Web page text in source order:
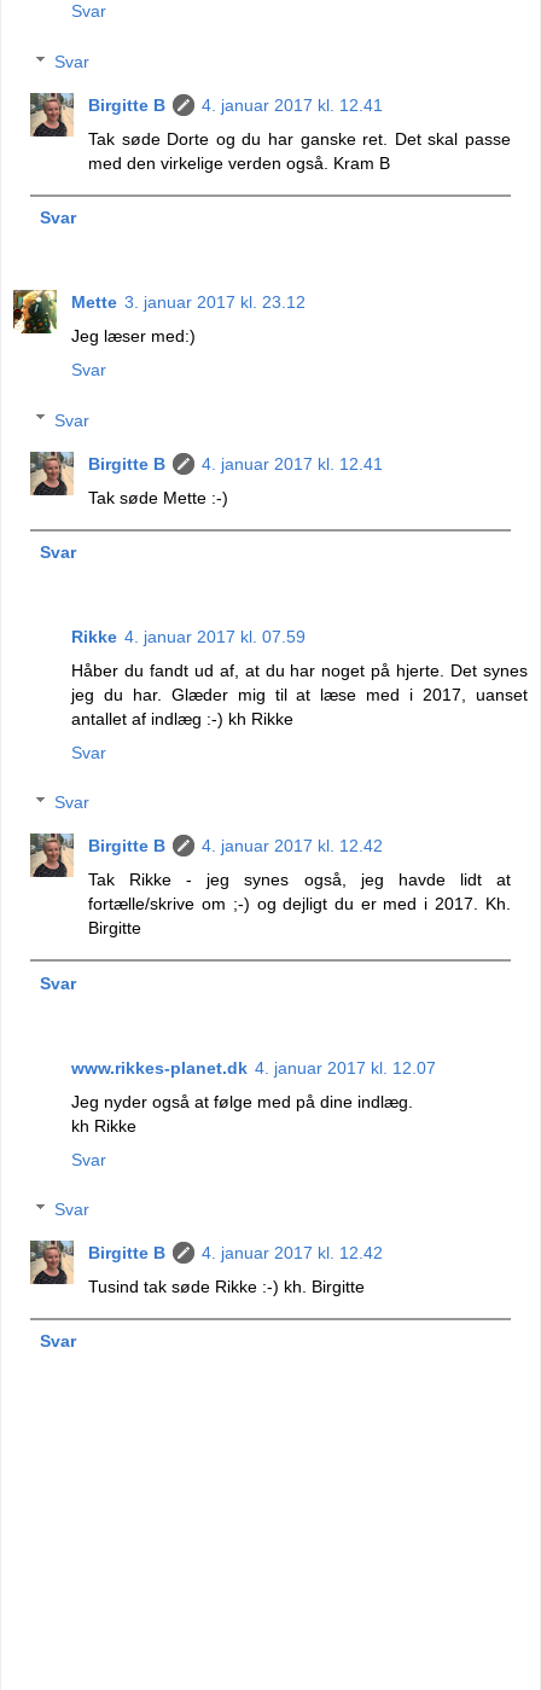
Svar
Svar
Birgitte B
4. januar 2017 kl. 12.41
Tak søde Dorte og du har ganske ret. Det skal passe
med den virkelige verden også. Kram B
Svar
Mette 3. januar 2017 kl. 23.12
Jeg læser med:)
Svar
Svar
Birgitte B
4. januar 2017 kl. 12.41
Tak søde Mette :-)
Svar
Rikke 4. januar 2017 kl. 07.59
Håber du fandt ud af, at du har noget på hjerte. Det synes
jeg du har. Glæder mig til at læse med i 2017, uanset
antallet af indlæg :-) kh Rikke
Svar
Svar
Birgitte B
4. januar 2017 kl. 12.42
Tak Rikke - jeg synes også, jeg havde lidt at
fortælle/skrive om ;-) og dejligt du er med i 2017. Kh.
Birgitte
Svar
www.rikkes-planet.dk 4. januar 2017 kl. 12.07
Jeg nyder også at følge med på dine indlæg.
kh Rikke
Svar
Svar
Birgitte B
4. januar 2017 kl. 12.42
Tusind tak søde Rikke :-) kh. Birgitte
Svar